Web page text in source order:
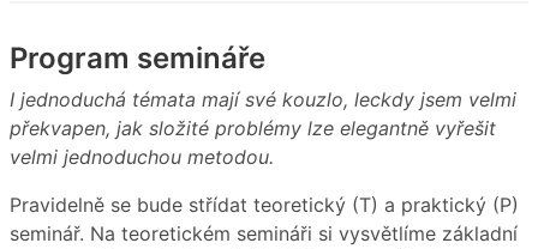
Program semináře
I jednoduchá témata mají své kouzlo, leckdy jsem velmi
překvapen, jak složité problémy lze elegantně vyřešit
velmi jednoduchou metodou.
Pravidelně se bude střídat teoretický (T) a praktický (P)
seminář. Na teoretickém semináři si vysvětlíme základní